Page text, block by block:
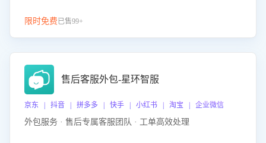
限时免费已售99+
售后客服外包-星环智服
京东 | 抖音 | 拼多多 | 快手 | 小红书 | 淘宝 | 企业微信
外包服务 · 售后专属客服团队 · 工单高效处理